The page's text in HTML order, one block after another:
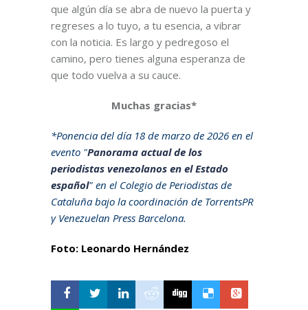
que algún día se abra de nuevo la puerta y
regreses a lo tuyo, a tu esencia, a vibrar
con la noticia. Es largo y pedregoso el
camino, pero tienes alguna esperanza de
que todo vuelva a su cauce.
Muchas gracias*
*Ponencia del día 18 de marzo de 2026 en el
evento "Panorama actual de los
periodistas venezolanos en el Estado
español" en el Colegio de Periodistas de
Cataluña bajo la coordinación de TorrentsPR
y Venezuelan Press Barcelona.
Foto: Leonardo Hernández